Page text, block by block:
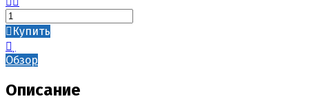
Купить
Обзор
Описание